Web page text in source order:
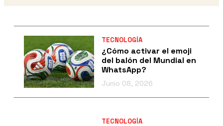
TECNOLOGÍA
¿Cómo activar el emoji
del balón del Mundial en
WhatsApp?
Junio 08, 2026
TECNOLOGÍA